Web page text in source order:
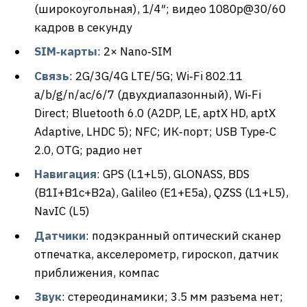
(широкоугольная), 1/4″; видео 1080p@30/60
кадров в секунду
SIM‑карты: 2× Nano‑SIM
Связь: 2G/3G/4G LTE/5G; Wi‑Fi 802.11
a/b/g/n/ac/6/7 (двухдиапазонный), Wi‑Fi
Direct; Bluetooth 6.0 (A2DP, LE, aptX HD, aptX
Adaptive, LHDC 5); NFC; ИК‑порт; USB Type‑C
2.0, OTG; радио нет
Навигация: GPS (L1+L5), GLONASS, BDS
(B1I+B1c+B2a), Galileo (E1+E5a), QZSS (L1+L5),
NavIC (L5)
Датчики: подэкранный оптический сканер
отпечатка, акселерометр, гироскоп, датчик
приближения, компас
Звук: стереодинамики; 3.5 мм разъема нет;